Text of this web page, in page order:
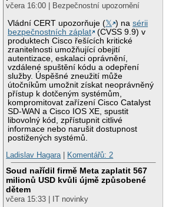
včera 16:00 | Bezpečnostní upozornění
Vládní CERT upozorňuje (𝕏 ) nasérii
bezpečnostních záplat
(CVSS 9.9) v
produktech Cisco řešících kritické
zranitelnosti umožňující obejití
autentizace, eskalaci oprávnění,
vzdálené spuštění kódu a odepření
služby. Úspěšné zneužití může
útočníkům umožnit získat neoprávněný
přístup k dotčeným systémům,
kompromitovat zařízení Cisco Catalyst
SD-WAN a Cisco IOS XE, spustit
libovolný kód, zpřístupnit citlivé
informace nebo narušit dostupnost
postižených systémů.
Ladislav Hagara| Komentářů: 2
Soud nařídil firmě Meta zaplatit 567
milionů USD kvůli újmě způsobené
dětem
včera 15:33 | IT novinky